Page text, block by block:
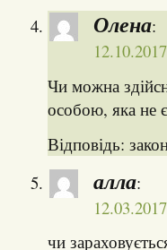
Олена:
Чи можна
особою, яка не
Відповідь:
алла:
чи